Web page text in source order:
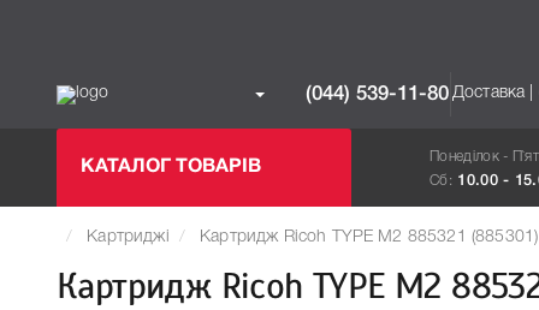
(044) 539-11-80 Доставка |
КАТАЛОГ ТОВАРІВ
Понеділок -
Сб: 10.00 -
Картриджі Картридж Ricoh TYPE M2 885321
Картридж Ricoh TYPE M2